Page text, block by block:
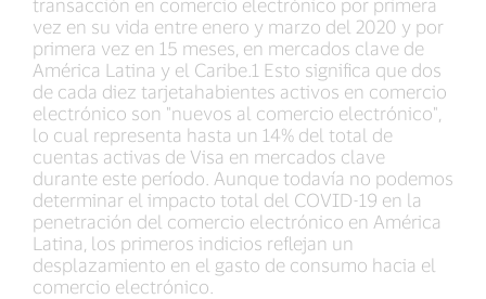
transacción en comercio electrónico por primera
vez en su vida entre enero y marzo del 2020 y por
primera vez en 15 meses, en mercados clave de
América Latina y el Caribe.1 Esto significa que dos
de cada diez tarjetahabientes activos en comercio
electrónico son "nuevos al comercio electrónico",
lo cual representa hasta un 14% del total de
cuentas activas de Visa en mercados clave
durante este período. Aunque todavía no podemos
determinar el impacto total del COVID-19 en la
penetración del comercio electrónico en América
Latina, los primeros indicios reflejan un
desplazamiento en el gasto de consumo hacia el
comercio electrónico.